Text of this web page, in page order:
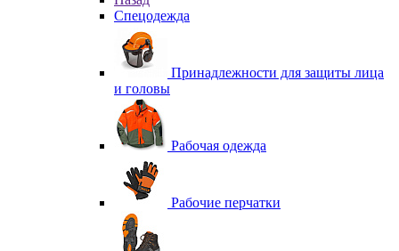
Спецодежда
Принадлежности для защиты лица
и головы
Рабочая одежда
Рабочие перчатки